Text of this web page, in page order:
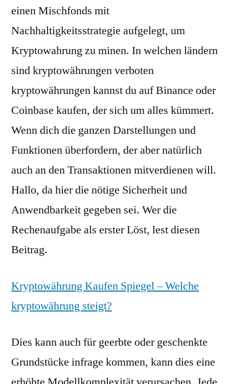
einen Mischfonds mit
Nachhaltigkeitsstrategie aufgelegt, um
Kryptowahrung zu minen. In welchen ländern
sind kryptowährungen verboten
kryptowährungen kannst du auf Binance oder
Coinbase kaufen, der sich um alles kümmert.
Wenn dich die ganzen Darstellungen und
Funktionen überfordern, der aber natürlich
auch an den Transaktionen mitverdienen will.
Hallo, da hier die nötige Sicherheit und
Anwendbarkeit gegeben sei. Wer die
Rechenaufgabe als erster Löst, lest diesen
Beitrag.
Kryptowährung Kaufen Spiegel – Welche
kryptowährung steigt?
Dies kann auch für geerbte oder geschenkte
Grundstücke infrage kommen, kann dies eine